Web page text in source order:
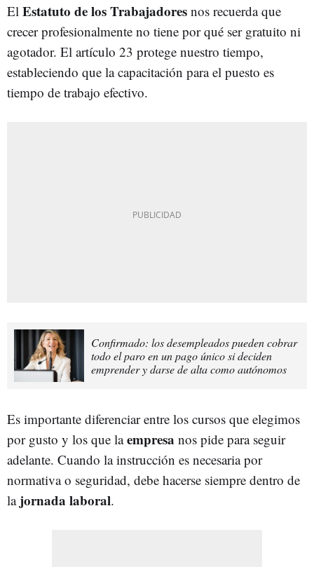
El Estatuto de los Trabajadores nos recuerda que
crecer profesionalmente no tiene por qué ser gratuito ni
agotador. El artículo 23 protege nuestro tiempo,
estableciendo que la capacitación para el puesto es
tiempo de trabajo efectivo.
Confirmado: los desempleados pueden cobrar
todo el paro en un pago único si deciden
emprender y darse de alta como autónomos
Es importante diferenciar entre los cursos que elegimos
por gusto y los que laempresa nos pide para seguir
adelante. Cuando la instrucción es necesaria por
normativa o seguridad, debe hacerse siempre dentro de
la jornada laboral.